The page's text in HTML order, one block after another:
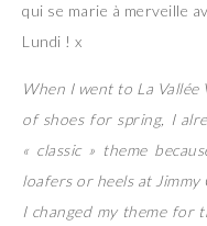
qui se marie à merveille
Lundi ! x
When I went to La
of shoes for spring, I
« classic » theme
loafers or heels at
I changed my theme for